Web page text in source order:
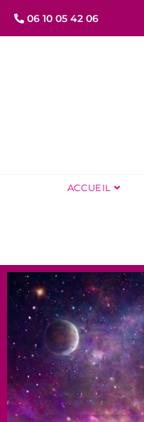
06 10 05 42 06
ACCUEIL